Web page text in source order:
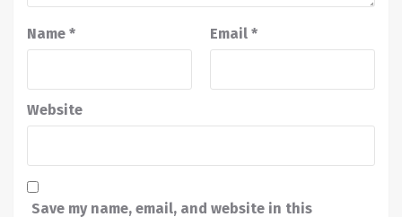
Name * Email *
Website
Save my name, email, and website in this